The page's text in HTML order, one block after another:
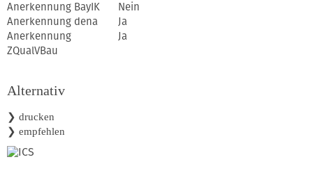
Anerkennung BayIK
Nein
Anerkennung dena
Ja
Anerkennung
ZQualVBau
Ja
Alternativ
❯ drucken
❯ empfehlen